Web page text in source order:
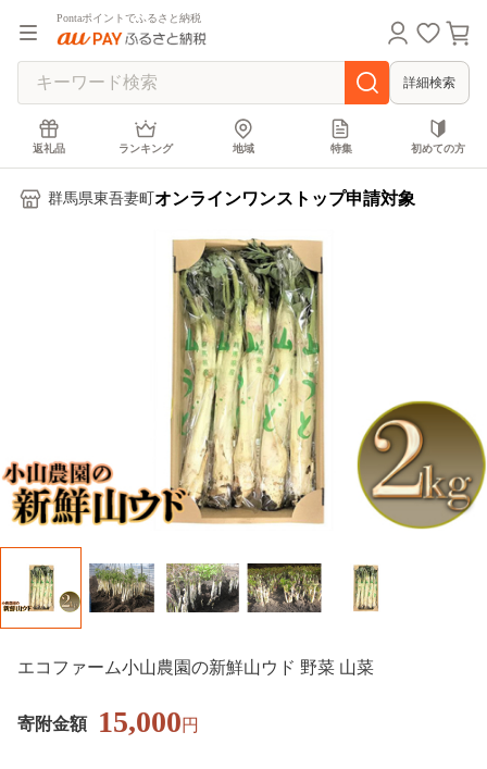
Pontaポイントでふるさと納税
詳細検索
返礼品 ランキング 地域 特集 初めての方
群馬県東吾妻町 オンラインワンストップ申請対象
エコファーム小山農園の新鮮山ウド 野菜 山菜
寄附金額 15,000円